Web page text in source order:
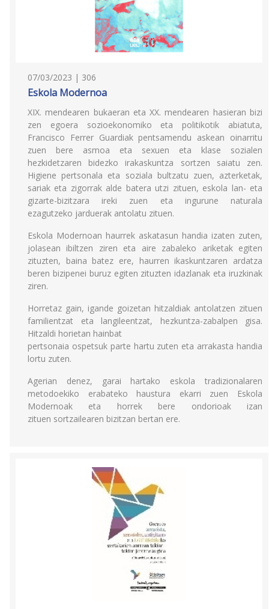
07/03/2023 | 306
Eskola Modernoa
XIX. mendearen bukaeran eta XX. mendearen hasieran bizi
zen egoera sozioekonomiko eta politikotik abiatuta,
Francisco Ferrer Guardiak pentsamendu askean oinarritu
zuen bere asmoa eta sexuen eta klase sozialen
hezkidetzaren bidezko irakaskuntza sortzen saiatu zen.
Higiene pertsonala eta soziala bultzatu zuen, azterketak,
sariak eta zigorrak alde batera utzi zituen, eskola lan- eta
gizarte-bizitzara ireki zuen eta ingurune naturala
ezagutzeko jarduerak antolatu zituen.
Eskola Modernoan haurrek askatasun handia izaten zuten,
jolasean ibiltzen ziren eta aire zabaleko ariketak egiten
zituzten, baina batez ere, haurren ikaskuntzaren ardatza
beren bizipenei buruz egiten zituzten idazlanak eta iruzkinak
ziren.
Horretaz gain, igande goizetan hitzaldiak antolatzen zituen
familientzat eta langileentzat, hezkuntza-zabalpen gisa.
Hitzaldi horietan hainbat
pertsonaia ospetsuk parte hartu zuten eta arrakasta handia
lortu zuten.
Agerian denez, garai hartako eskola tradizionalaren
metodoekiko erabateko haustura ekarri zuen Eskola
Modernoak eta horrek bere ondorioak izan
zituen sortzailearen bizitzan bertan ere.